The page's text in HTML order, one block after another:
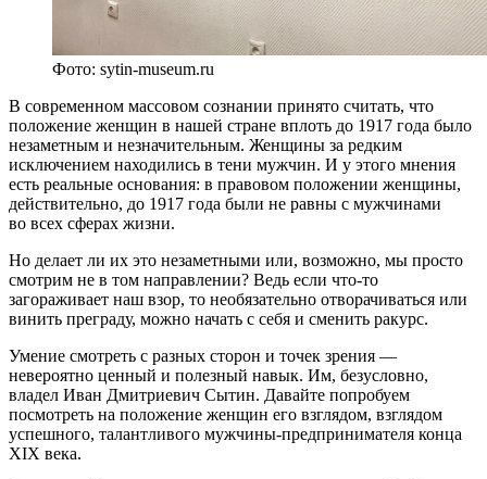
Фото: sytin-museum.ru
В современном массовом сознании принято считать, что
положение женщин в нашей стране вплоть до 1917 года было
незаметным и незначительным. Женщины за редким
исключением находились в тени мужчин. И у этого мнения
есть реальные основания: в правовом положении женщины,
действительно, до 1917 года были не равны с мужчинами
во всех сферах жизни.
Но делает ли их это незаметными или, возможно, мы просто
смотрим не в том направлении? Ведь если что-то
загораживает наш взор, то необязательно отворачиваться или
винить преграду, можно начать с себя и сменить ракурс.
Умение смотреть с разных сторон и точек зрения —
невероятно ценный и полезный навык. Им, безусловно,
владел Иван Дмитриевич Сытин. Давайте попробуем
посмотреть на положение женщин его взглядом, взглядом
успешного, талантливого мужчины-предпринимателя конца
XIX века.